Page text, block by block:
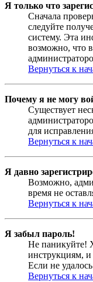
Я только что
Сначала
следуйте
систему. Эта
возможно, что
Вернуться к
Почему я не могу
Существует
для
Вернуться к
Я давно
Возможно,
время не
Вернуться к
Я забыл пароль!
Не паникуйте!
инструкциям,
Если не
Вернуться к